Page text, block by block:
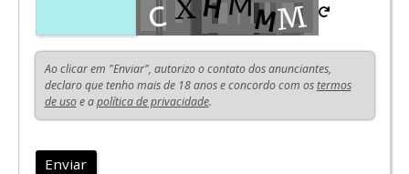
Ao clicar em "Enviar", autorizo o contato dos anunciantes,
declaro que tenho mais de 18 anos e concordo com ostermos
de usoe apolítica de privacidade.
Enviar